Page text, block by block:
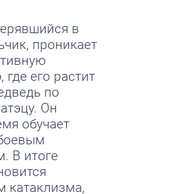
в
проникает
где его растит
по
Он
обучает
В итоге
катаклизма,